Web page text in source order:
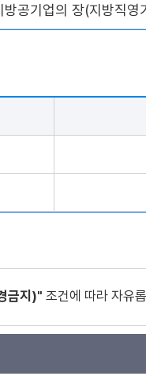
공기업의 장(지방직
금지)" 조건에 따라 자유